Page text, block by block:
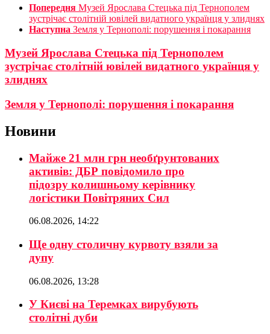
Попередня Музей Ярослава Стецька під Тернополем
зустрічає столітній ювілей видатного українця у злиднях
Наступна Земля у Тернополі: порушення і покарання
Музей Ярослава Стецька під Тернополем
зустрічає столітній ювілей видатного українця у
злиднях
Земля у Тернополі: порушення і покарання
Новини
Майже 21 млн грн необґрунтованих
активів: ДБР повідомило про
підозру колишньому керівнику
логістики Повітряних Сил
06.08.2026, 14:22
Ще одну столичну курвоту взяли за
дупу
06.08.2026, 13:28
У Києві на Теремках вирубують
столітні дуби